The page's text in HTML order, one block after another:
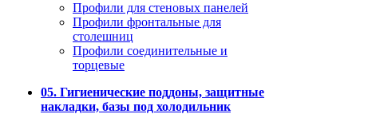
Профили для стеновых панелей
Профили фронтальные для
столешниц
Профили соединительные и
торцевые
05. Гигиенические поддоны, защитные
накладки, базы под холодильник